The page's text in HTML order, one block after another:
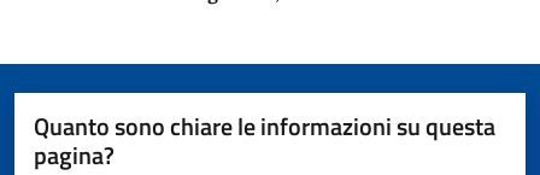
Quanto sono chiare le informazioni su questa
pagina?